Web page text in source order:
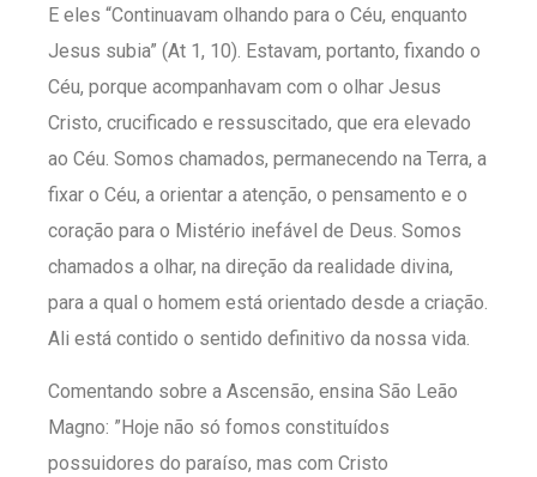
E eles “Continuavam olhando para o Céu, enquanto
Jesus subia” (At 1, 10). Estavam, portanto, fixando o
Céu, porque acompanhavam com o olhar Jesus
Cristo, crucificado e ressuscitado, que era elevado
ao Céu. Somos chamados, permanecendo na Terra, a
fixar o Céu, a orientar a atenção, o pensamento e o
coração para o Mistério inefável de Deus. Somos
chamados a olhar, na direção da realidade divina,
para a qual o homem está orientado desde a criação.
Ali está contido o sentido definitivo da nossa vida.
Comentando sobre a Ascensão, ensina São Leão
Magno: ”Hoje não só fomos constituídos
possuidores do paraíso, mas com Cristo